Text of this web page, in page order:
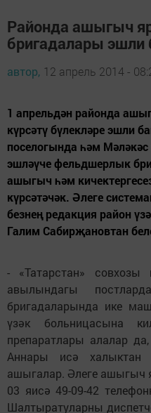
Районда ашыгыч
бригадалары
автор, 12 апрель 2014 -
1 апрельдән районда
күрсәтү бүлекләре эшли
поселогында һәм
эшләүче фельдшерлык
ашыгыч һәм
күрсәтәчәк. Әлеге
безнең редакция район
Галим Сабирҗановтан
- «Татарстан»
авылындагы
бригадаларында ике
үзәк больницасына
препаратлары алалар
Аннары исә халыктан
ашыгалар. Әлеге ашыгыч
03 яисә 49-09-42
Шалтыратуларны